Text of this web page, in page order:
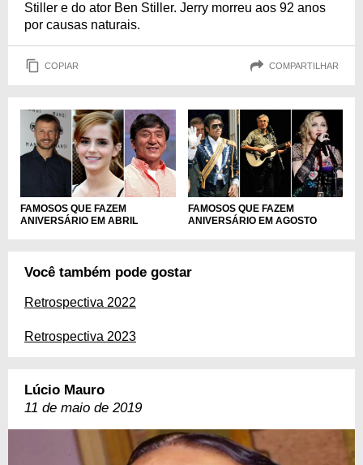
Stiller e do ator Ben Stiller. Jerry morreu aos 92 anos
por causas naturais.
COPIAR COMPARTILHAR
FAMOSOS QUE FAZEM
ANIVERSÁRIO EM ABRIL
FAMOSOS QUE FAZEM
ANIVERSÁRIO EM AGOSTO
Você também pode gostar
Retrospectiva 2022
Retrospectiva 2023
Lúcio Mauro
11 de maio de 2019